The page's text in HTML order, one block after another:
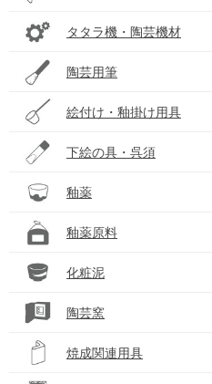
タタラ機・陶芸機材
陶芸用筆
絵付け・釉掛け用具
下絵の具・呉須
釉薬
釉薬原料
化粧泥
陶芸窯
焼成関連用具